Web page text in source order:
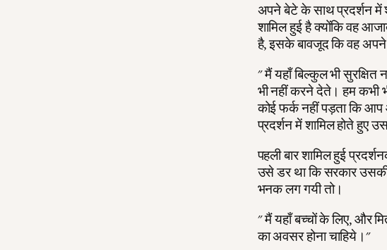
अपने बेटे के साथ प्रदर्शन में
शामिल हुई है क्योंकि वह
है, इसके बावजूद कि वह अपने
" मैं यहाँ बिल्कुल भी
भी नहीं करने देते। हम कभी
कोई फर्क नहीं पड़ता कि आप
प्रदर्शन में शामिल होते हुए
पहली बार शामिल हुई
उसे डर था कि सरकार उसकी
भनक लग गयी तो।
" मैं यहाँ बच्चों के लिए, और
का अवसर होना चाहिये।"